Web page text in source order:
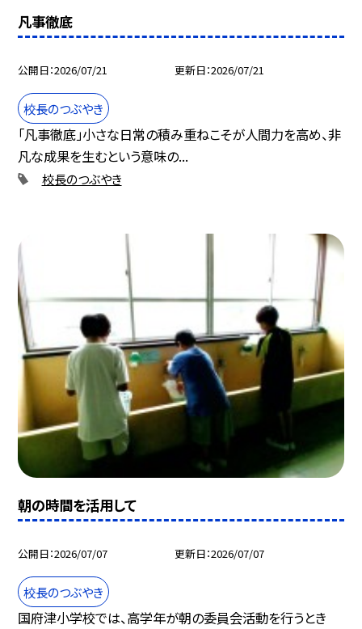
凡事徹底
公開日 2026/07/21 更新日 2026/07/21
校長のつぶやき
「凡事徹底」小さな日常の積み重ねこそが人間力を高め、非
凡な成果を生むという意味の...
校長のつぶやき
朝の時間を活用して
公開日 2026/07/07 更新日 2026/07/07
校長のつぶやき
国府津小学校では、高学年が朝の委員会活動を行うとき